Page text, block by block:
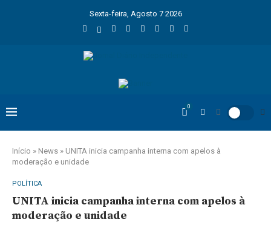
Sexta-feira, Agosto 7 2026
0
Início » News » UNITA inicia campanha interna com apelos à
moderação e unidade
POLÍTICA
UNITA inicia campanha interna com apelos à
moderação e unidade